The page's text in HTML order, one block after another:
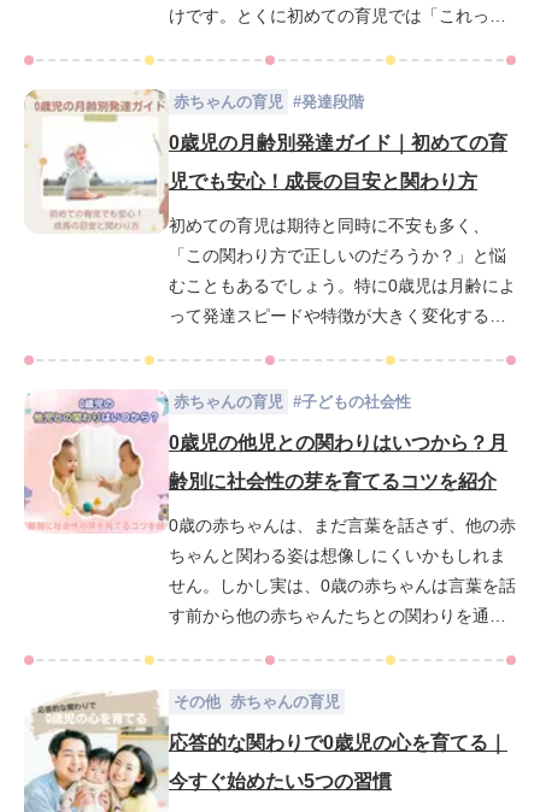
けです。とくに初めての育児では「これって
せん。この記事では、赤ちゃんの排泄やトイ
レにまつわる変化を月齢ごとに紹介しなが
ら、0歳から始められる無理のないトイトレ
（トイレトレーニング）の進め方もわかりや
すく解説します。お世話の中で見えてくる成
長のサインに気づき、毎日の育児をもっと楽
しく、前向きに過ごすためのヒントをお届け
します。
赤ちゃんの育児 #発達段階
0歳児の月齢別発達ガイド｜初めての育
児でも安心！成長の目安と関わり方
初めての育児は期待と同時に不安も多く、
「この関わり方で正しいのだろうか？」と悩
むこともあるでしょう。特に0歳児は月齢によ
って発達スピードや特徴が大きく変化するた
は、0歳児の発達を「運動」「感覚」「認知」
「社会性」の4つの視点から整理し、月齢別の
特徴や関わり方、発達を促す遊びや家庭での
環境づくりについてわかりやすく解説しま
す。赤ちゃんと過ごす毎日が少しでも安心で
楽しい時間になるように、育児に役立つ情報
をお届けします。
赤ちゃんの育児 #子どもの社会性
0歳児の他児との関わりはいつから？月
齢別に社会性の芽を育てるコツを紹介
0歳の赤ちゃんは、まだ言葉を話さず、他の赤
ちゃんと関わる姿は想像しにくいかもしれま
せん。しかし実は、0歳の赤ちゃんは言葉を話
す前から他の赤ちゃんたちとの関わりを通し
昧で、親としてどのように関わりをサポート
していけばよいのか不安に感じる方も多いの
社会性がいつ、どのように育ち始めるのかを
その他 赤ちゃんの育児
応答的な関わりで0歳児の心を育てる｜
今すぐ始めたい5つの習慣